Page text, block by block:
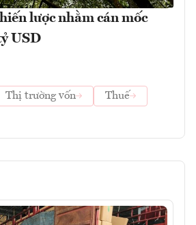
lược nhằm cán mốc
USD
Thị trường vốn
Thuế